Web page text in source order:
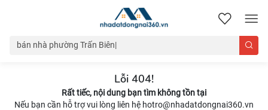
nhadatdongnai360.vn
Lỗi 404!
Rất tiếc, nội dung bạn tìm không tồn tại
Nếu bạn cần hỗ trợ vui lòng liên hệ hotro@nhadatdongnai360.vn